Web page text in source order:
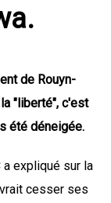
de Rouyn-
"liberté", c'est
été déneigée.
expliqué sur la
cesser ses